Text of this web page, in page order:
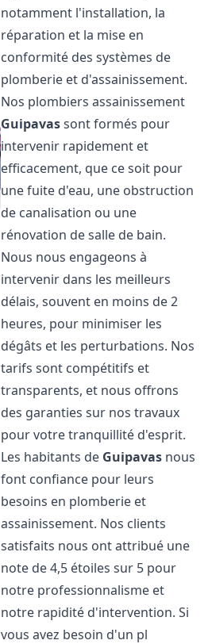
notamment l'installation, la
réparation et la mise en
conformité des systèmes de
plomberie et d'assainissement.
Nos plombiers assainissement
Guipavassont formés pour
intervenir rapidement et
efficacement, que ce soit pour
une fuite d'eau, une obstruction
de canalisation ou une
rénovation de salle de bain.
Nous nous engageons à
intervenir dans les meilleurs
délais, souvent en moins de 2
heures, pour minimiser les
dégâts et les perturbations. Nos
tarifs sont compétitifs et
transparents, et nous offrons
des garanties sur nos travaux
pour votre tranquillité d'esprit.
Les habitants de Guipavas nous
font confiance pour leurs
besoins en plomberie et
assainissement. Nos clients
satisfaits nous ont attribué une
note de 4,5 étoiles sur 5 pour
notre professionnalisme et
notre rapidité d'intervention. Si
vous avez besoin d'un pl